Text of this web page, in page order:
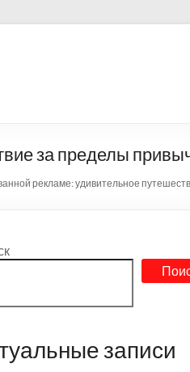
за пределы
рекламе: удивительное
записи